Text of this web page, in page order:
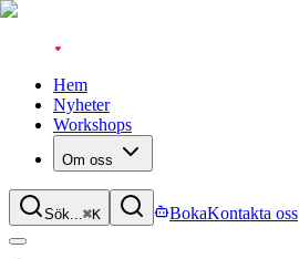
Hem
Nyheter
Workshops
Om oss
Sök...⌘K BokaKontakta oss